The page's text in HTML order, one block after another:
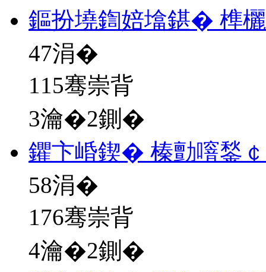
鏂扮墝鍧婄墖鍖� 榫
47涓�
115骞崇背
3瀹�2鍘�
鑺卞崏鍥� 榛勯噾鍫
58涓�
176骞崇背
4瀹�2鍘�